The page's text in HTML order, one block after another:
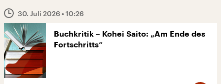
30. Juli 2026• 10:26
Buchkritik – Kohei Saito: „Am Ende des
Fortschritts“